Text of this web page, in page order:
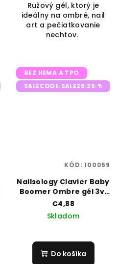
Ružový gél, ktorý je
ideálny na ombré, nail
art a pečiatkovanie
nechtov.
BEZ HEMA A TPO
SALECODE:SALE25:25:%
Nailsology Clavier Baby
Boomer Ombre gél 3v1
3g R12 „Plum”
€4,88
Skladom
Do košíka
KÓD:100059